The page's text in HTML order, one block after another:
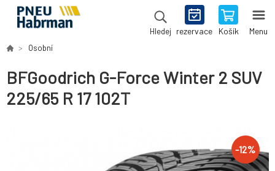
Hledej rezervace Košík Menu
Osobní
BFGoodrich G-Force Winter 2 SUV
225/65 R 17 102T
-12%